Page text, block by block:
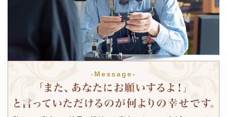
-Message-